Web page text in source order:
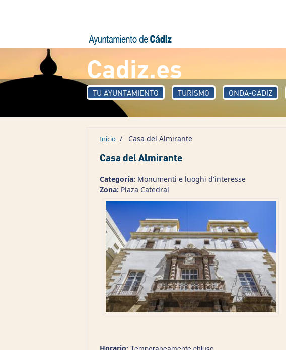
Cadiz.es
TU AYUNTAMIENTO TURISMO ONDA-CÁDIZ
Inicio / Casa del Almirante
Casa del Almirante
Categoría: Monumenti e luoghi d'interesse
Zona: Plaza Catedral